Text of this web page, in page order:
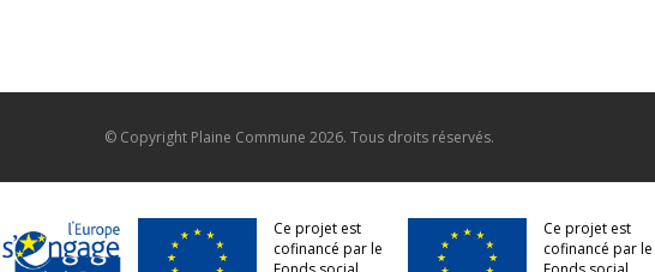
© Copyright Plaine Commune 2026. Tous droits réservés.
Ce projet est
cofinancé par le
Ce projet est
cofinancé par le